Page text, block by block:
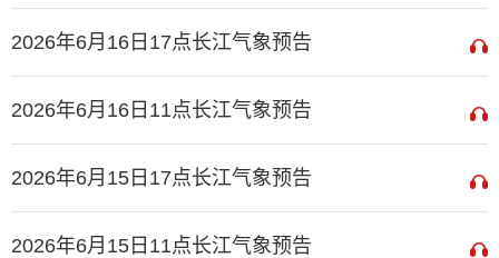
2026年6月16日17点长江气象预告
2026年6月16日11点长江气象预告
2026年6月15日17点长江气象预告
2026年6月15日11点长江气象预告